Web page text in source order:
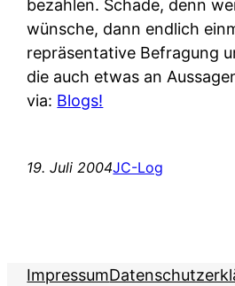
bezahlen. Schade, denn
wünsche, dann endlich
repräsentative Befragung
die auch etwas an
via: Blogs!
19. Juli 2004JC-Log
Impressum